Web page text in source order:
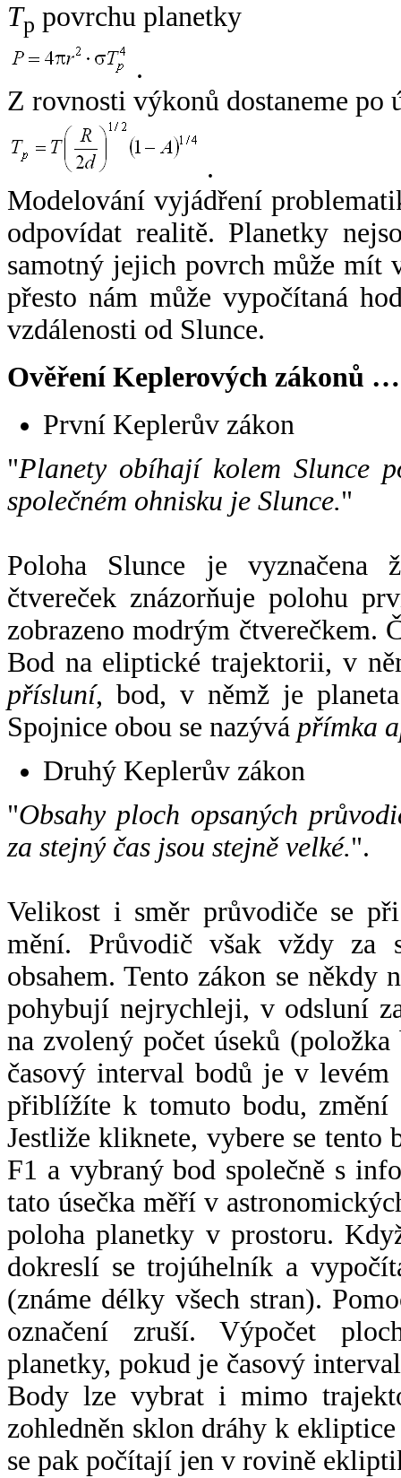
Tp povrchu planetky
.
Z rovnosti výkonů dostaneme po
.
Modelování vyjádření
odpovídat realitě. Planetky
samotný jejich povrch může mít
přesto nám může vypočítaná
vzdálenosti od Slunce.
Ověření Keplerových zákonů …
První Keplerův zákon
"Planety obíhají kolem Slunce
společném ohnisku je Slunce."
Poloha Slunce je vyznačena
čtvereček znázorňuje polohu
zobrazeno modrým čtverečkem.
Bod na eliptické trajektorii, v
přísluní, bod, v němž je
Spojnice obou se nazývá přímka
Druhý Keplerův zákon
"Obsahy ploch opsaných
za stejný čas jsou stejně velké.".
Velikost i směr průvodiče se
mění. Průvodič však vždy za
obsahem. Tento zákon se někdy
pohybují nejrychleji, v odsluní
na zvolený počet úseků
časový interval bodů je v
přiblížíte k tomuto bodu,
Jestliže kliknete, vybere se tento
F1 a vybraný bod společně s
tato úsečka měří v
poloha planetky v prostoru.
dokreslí se trojúhelník a
(známe délky všech stran).
označení zruší. Výpočet
planetky, pokud je časový
Body lze vybrat i mimo
zohledněn sklon dráhy k
se pak počítají jen v rovině